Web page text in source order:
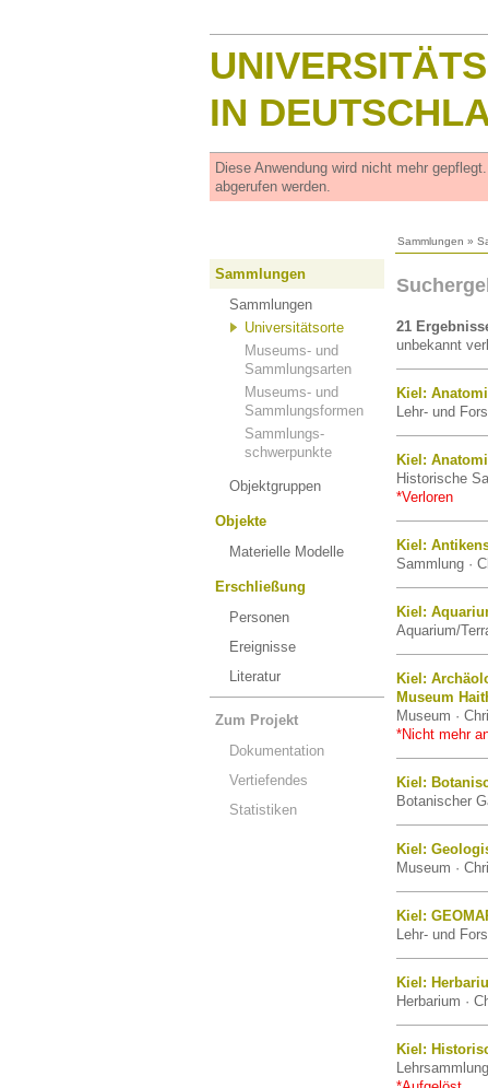
IN
Diese Anwendung wird nicht mehr
abgerufen werden.
Sammlungen »
Sammlungen
Sammlungen
Universitätsorte
Museums- und
Sammlungsarten
Museums- und
Sammlungsformen
Sammlungs-
schwerpunkte
Objektgruppen
Objekte
Materielle Modelle
Erschließung
Personen
Ereignisse
Literatur
Zum Projekt
Dokumentation
Vertiefendes
Statistiken
21
unbekannt
Kiel:
Lehr- und
Kiel:
Historische
*Verloren
Kiel:
Sammlung ·
Kiel:
Aquarium/
Kiel:
Museum
Museum ·
*Nicht mehr
Kiel:
Botanischer
Kiel:
Museum ·
Kiel:
Lehr- und
Kiel:
Herbarium ·
Kiel: